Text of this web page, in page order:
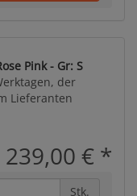
Pink - Gr: S
der
Lieferanten
239,00 € *
Stk.